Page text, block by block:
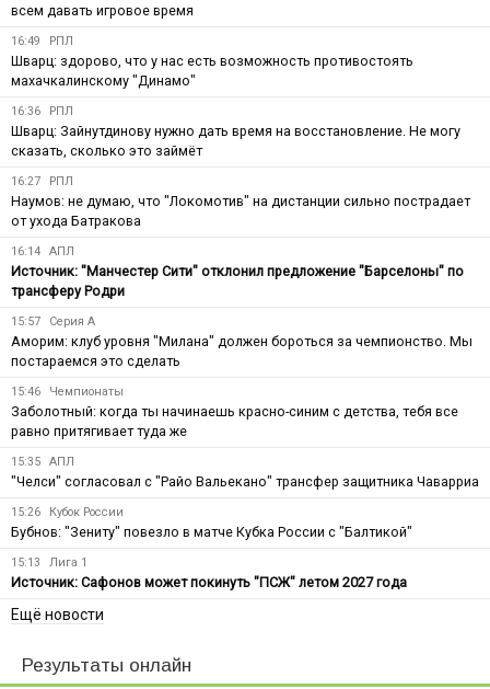
всем давать игровое время
16:49 РПЛ
Шварц: здорово, что у нас есть возможность противостоять
махачкалинскому "Динамо"
16:36 РПЛ
Шварц: Зайнутдинову нужно дать время на восстановление. Не могу
сказать, сколько это займёт
16:27 РПЛ
Наумов: не думаю, что "Локомотив" на дистанции сильно пострадает
от ухода Батракова
16:14 АПЛ
Источник: "Манчестер Сити" отклонил предложение "Барселоны" по
трансферу Родри
15:57 Серия А
Аморим: клуб уровня "Милана" должен бороться за чемпионство. Мы
постараемся это сделать
15:46 Чемпионаты
Заболотный: когда ты начинаешь красно-синим с детства, тебя все
равно притягивает туда же
15:35 АПЛ
"Челси" согласовал с "Райо Вальекано" трансфер защитника Чаварриа
15:26 Кубок России
Бубнов: "Зениту" повезло в матче Кубка России с "Балтикой"
15:13 Лига 1
Источник: Сафонов может покинуть "ПСЖ" летом 2027 года
Ещё новости
Результаты онлайн